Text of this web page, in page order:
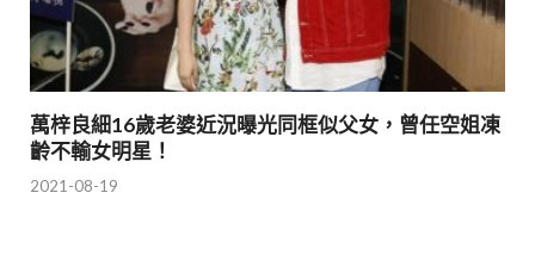
萬梓良細16歲老婆近況曝光同框似父女，曾任空姐凍
齡不輸女明星！
2021-08-19